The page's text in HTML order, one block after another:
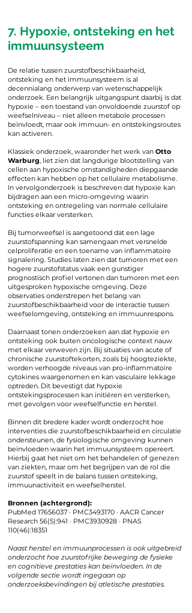
7. Hypoxie, ontsteking en het
immuunsysteem
De relatie tussen zuurstofbeschikbaarheid,
ontsteking en het immuunsysteem is al
decennialang onderwerp van wetenschappelijk
onderzoek. Een belangrijk uitgangspunt daarbij is dat
hypoxie – een toestand van onvoldoende zuurstof op
weefselniveau – niet alleen metabole processen
beïnvloedt, maar ook immuun- en ontstekingsroutes
kan activeren.
Klassiek onderzoek, waaronder het werk van Otto
Warburg, liet zien dat langdurige blootstelling van
cellen aan hypoxische omstandigheden diepgaande
effecten kan hebben op het cellulaire metabolisme.
In vervolgonderzoek is beschreven dat hypoxie kan
bijdragen aan een micro-omgeving waarin
ontsteking en ontregeling van normale cellulaire
functies elkaar versterken.
Bij tumorweefsel is aangetoond dat een lage
zuurstofspanning kan samengaan met versnelde
celproliferatie en een toename van inflammatoire
signalering. Studies laten zien dat tumoren met een
hogere zuurstofstatus vaak een gunstiger
prognostisch profiel vertonen dan tumoren met een
uitgesproken hypoxische omgeving. Deze
observaties onderstrepen het belang van
zuurstofbeschikbaarheid voor de interactie tussen
weefselomgeving, ontsteking en immuunrespons.
Daarnaast tonen onderzoeken aan dat hypoxie en
ontsteking ook buiten oncologische context nauw
met elkaar verweven zijn. Bij situaties van acute of
chronische zuurstoftekorten, zoals bij hoogteziekte,
worden verhoogde niveaus van pro-inflammatoire
cytokines waargenomen en kan vasculaire lekkage
optreden. Dit bevestigt dat hypoxie
ontstekingsprocessen kan initiëren en versterken,
met gevolgen voor weefselfunctie en herstel.
Binnen dit bredere kader wordt onderzocht hoe
interventies die zuurstofbeschikbaarheid en circulatie
ondersteunen, de fysiologische omgeving kunnen
beïnvloeden waarin het immuunsysteem opereert.
Hierbij gaat het niet om het behandelen of genezen
van ziekten, maar om het begrijpen van de rol die
zuurstof speelt in de balans tussen ontsteking,
immuunactiviteit en weefselherstel.
Bronnen (achtergrond):
PubMed 17656037 · PMC3493170 · AACR Cancer
Research 56(5):941 · PMC3930928 · PNAS
110(46):18351
Naast herstel en immuunprocessen is ook uitgebreid
onderzocht hoe zuurstofrijke beweging de fysieke
en cognitieve prestaties kan beïnvloeden. In de
volgende sectie wordt ingegaan op
onderzoeksbevindingen bij atletische prestaties.